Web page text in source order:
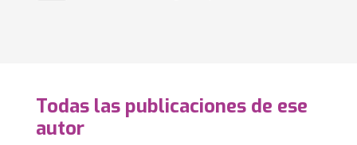
Todas las publicaciones de ese
autor